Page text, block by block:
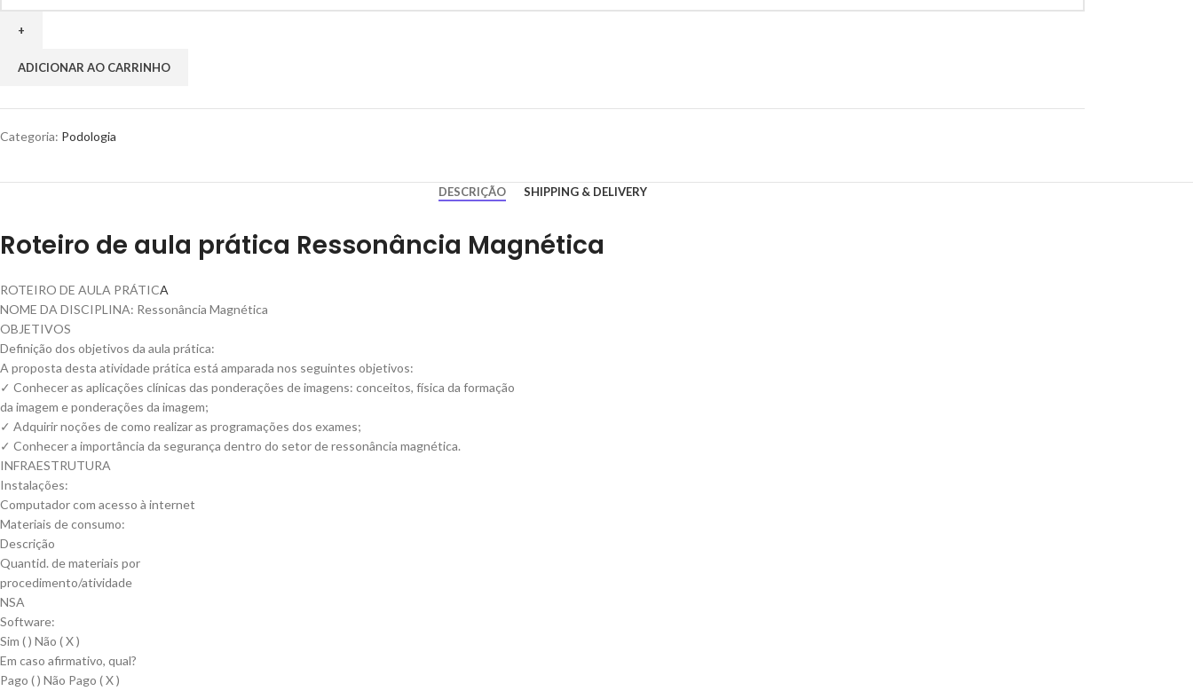
ADICIONAR AO CARRINHO
Categoria: Podologia
DESCRIÇÃO SHIPPING & DELIVERY
Roteiro de aula prática Ressonância Magnética
ROTEIRO DE AULA PRÁTICA
NOME DA DISCIPLINA: Ressonância Magnética
OBJETIVOS
Definição dos objetivos da aula prática:
A proposta desta atividade prática está amparada nos seguintes objetivos:
✓ Conhecer as aplicações clínicas das ponderações de imagens: conceitos, física da formação
da imagem e ponderações da imagem;
✓ Adquirir noções de como realizar as programações dos exames;
✓ Conhecer a importância da segurança dentro do setor de ressonância magnética.
INFRAESTRUTURA
Instalações:
Computador com acesso à internet
Materiais de consumo:
Descrição
Quantid. de materiais por
procedimento/atividade
NSA
Software:
Sim ( ) Não ( X )
Em caso afirmativo, qual?
Pago ( ) Não Pago ( X )